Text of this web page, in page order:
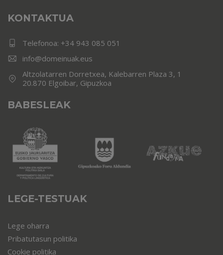
KONTAKTUA
Telefonoa: +34 943 085 051
info@domeinuak.eus
Altzolatarren Dorretxea, Kalebarren Plaza 3, 1
20.870 Elgoibar, Gipuzkoa
BABESLEAK
LEGE-TESTUAK
Lege oharra
Pribatutasun politika
Cookie politika